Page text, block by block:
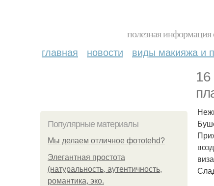
полезная информация
главная новости виды макияжа и
Популярные материалы
Мы делаем отличное фотоtehd?
Элегантная простота
(натуральность, аутентичность,
романтика, эко.